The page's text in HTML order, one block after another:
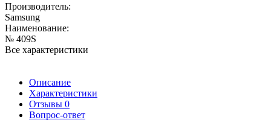
Производитель:
Samsung
Наименование:
№ 409S
Все характеристики
Описание
Характеристики
Отзывы 0
Вопрос-ответ